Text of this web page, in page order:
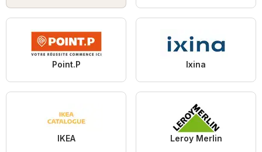
Point.P Ixina
IKEA Leroy Merlin